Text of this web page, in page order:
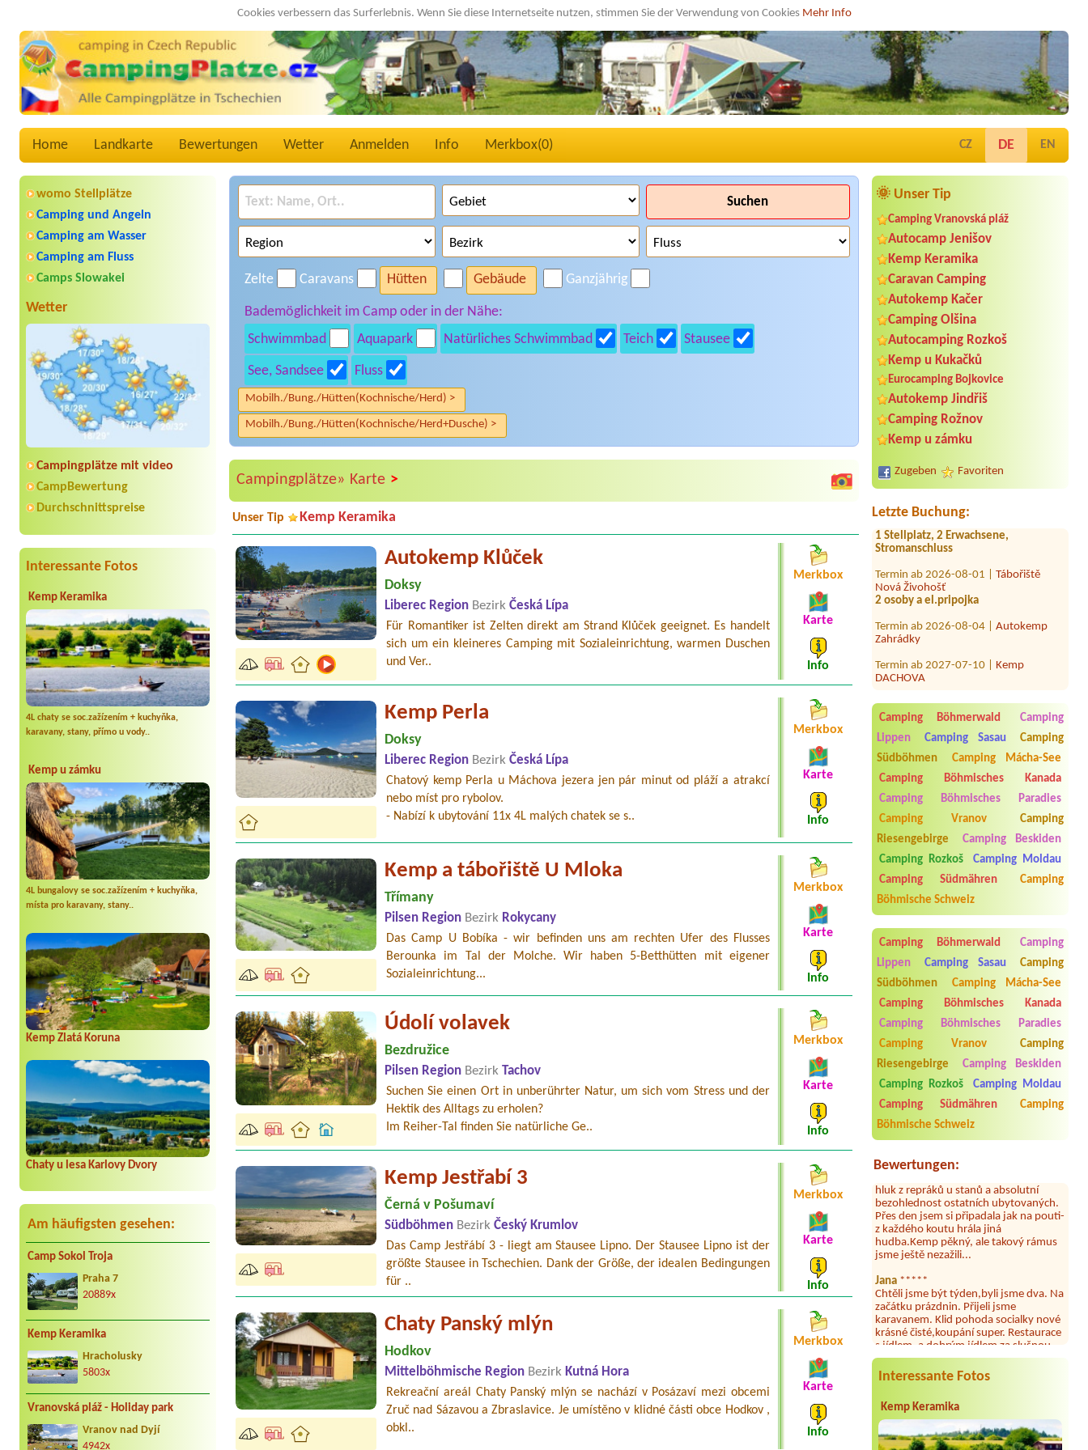
Cookies verbessern das Surferlebnis. Wenn Sie diese Internetseite nutzen, stimmen Sie der Verwendung von Cookies Mehr Info
Home Landkarte Bewertungen Wetter Anmelden Info Merkbox(0) CZ DE EN
womo Stellplätze
Camping und Angeln
Camping am Wasser
Camping am Fluss
Camps Slowakei
Wetter
Campingplätze mit video
CampBewertung
Durchschnittspreise
Interessante Fotos
Kemp Keramika
4L chaty se soc.zažízením + kuchyňka,
karavany, stany, přímo u vody..
Kemp u zámku
4L bungalovy se soc.zažízením + kuchyňka,
místa pro karavany, stany..
Kemp Zlatá Koruna
Chaty u lesa Karlovy Dvory
Am häufigsten gesehen:
Camp Sokol Troja
Praha 7
20889x
Kemp Keramika
Hracholusky
5803x
Vranovská pláž - Holiday park
Vranov nad Dyjí
4942x
🌞 Unser Tip
Camping Vranovská pláž
Autocamp Jenišov
Kemp Keramika
Caravan Camping
Autokemp Kačer
Camping Olšina
Autocamping Rozkoš
Kemp u Kukačků
Eurocamping Bojkovice
Autokemp Jindřiš
Camping Rožnov
Kemp u zámku
Zugeben Favoriten
Letzte Buchung:
Termin ab 2026-08-13 |
Včelky
1xZelt1x Stellplatz (Campervan)
Pod Černým lesem
Hracholusky
1 Stellplatz, 2 Erwachsene,
Stromanschluss
Nová Živohošť
2 osoby a el.pripojka
Zahrádky
DACHOVA
kemp Křtiny
1x dodávka s elektrickou přípojkou
Termin ab 2026-08-22 |Kemp U Fíka -
Nahořany
Termin ab 2026-07-18 |STANOWITZ
Stanoviště
1Misto pro 2osoby1misto
Termin ab 2026-07-31 |Srubový
kemp Rozkoš
4 dospělí a 1 dítě
Camping Böhmerwald
Camping
Lippen
Camping Sasau
Camping
Südböhmen
Camping Mácha-See
Camping Böhmisches Kanada
Camping Böhmisches Paradies
Camping Vranov
Camping
Riesengebirge
Camping Beskiden
Camping Rozkoš
Camping Moldau
Camping Südmähren
Camping
Böhmische Schweiz
Camping Böhmerwald
Camping
Lippen
Camping Sasau
Camping
Südböhmen
Camping Mácha-See
Camping Böhmisches Kanada
Camping Böhmisches Paradies
Camping Vranov
Camping
Riesengebirge
Camping Beskiden
Camping Rozkoš
Camping Moldau
Camping Südmähren
Camping
Böhmische Schweiz
Bewertungen:
Aneta Melicharová***
Byli jsme zde v týdnu od 25.7. do 1.8.
2026. Kemp jako takový je pěkný. V
umývárně i na WC bylo vždy čisto,
doplněný papír i utěrky, což při
množství návštěvníků není
samozřejmost. V kempu je obchod a
Co nás ale velice zklamalo byl celodenní
bezohlednost ostatních ubytovaných.
Přes den jsem si připadala jak na pouti-
z každého koutu hrála jiná
hudba.Kemp pěkný, ale takový rámus
jsme ještě nezažili...
Chtěli jsme být týden,byli jsme dva. Na
začátku prázdnin. Přijeli jsme
karavanem. Klid pohoda socialky nové
krásné čisté,koupání super. Restaurace
s jídlem, a dobrým jídlem za slušnou
cenu na dosah, a spoustu možností na
výlety. Veškerý personál se choval
slušně mile. Nám se v kempu líbilo.
Byli jsme zde s dětmi na 5 nocí,
výborné vybavení kempu, čisto všude.
Výborná káva, mošt i víno a další.Milí
Interessante Fotos
Kemp Keramika
Suchen
Zelte Caravans Hütten Gebäude Ganzjährig
Bademöglichkeit im Camp oder in der Nähe:
Schwimmbad
Aquapark Natürliches Schwimmbad Teich Stausee
See, Sandsee Fluss
Mobilh./Bung./Hütten(Kochnische/Herd) >
Mobilh./Bung./Hütten(Kochnische/Herd+Dusche) >
Campingplätze» Karte >
Unser Tip Kemp Keramika
Autokemp Klůček
Doksy
Liberec Region Bezirk Česká Lípa
Für Romantiker ist Zelten direkt am Strand Klůček geeignet. Es handelt
sich um ein kleineres Camping mit Sozialeinrichtung, warmen Duschen
und Ver..
Merkbox
Karte
Info
Kemp Perla
Doksy
Liberec Region Bezirk Česká Lípa
Chatový kemp Perla u Máchova jezera jen pár minut od pláží a atrakcí
nebo míst pro rybolov.
- Nabízí k ubytování 11x 4L malých chatek se s..
Merkbox
Karte
Info
Kemp a tábořiště U Mloka
Třímany
Pilsen Region Bezirk Rokycany
Das Camp U Bobíka - wir befinden uns am rechten Ufer des Flusses
Berounka im Tal der Molche. Wir haben 5-Betthütten mit eigener
Sozialeinrichtung...
Merkbox
Karte
Info
Údolí volavek
Bezdružice
Pilsen Region Bezirk
Tachov
Suchen Sie einen Ort in unberührter Natur, um sich vom Stress und der
Hektik des Alltags zu erholen?
Im Reiher-Tal finden Sie natürliche Ge..
Merkbox
Karte
Info
Kemp Jestřabí 3
Černá v Pošumaví
Südböhmen Bezirk Český Krumlov
Das Camp Jestřábí 3 - liegt am Stausee Lipno. Der Stausee Lipno ist der
größte Stausee in Tschechien. Dank der Größe, der idealen Bedingungen
für ..
Merkbox
Karte
Info
Chaty Panský mlýn
Hodkov
Mittelböhmische Region Bezirk Kutná Hora
Rekreační areál Chaty Panský mlýn se nachází v Posázaví mezi obcemi
Zruč nad Sázavou a Zbraslavice. Je umístěno v klidné části obce Hodkov ,
obkl..
Merkbox
Karte
Info